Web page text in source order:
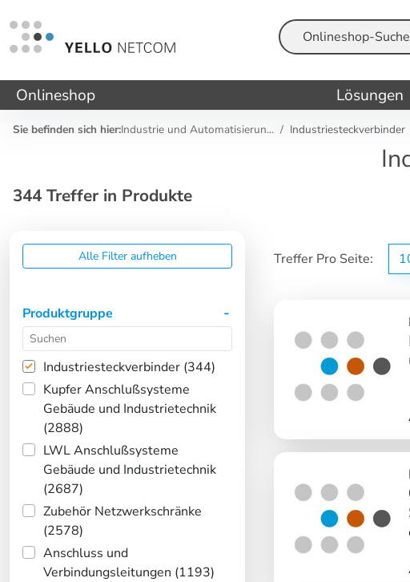
Suche
Onlineshop Lösungen
Sie befinden sich hier:Industrie und Automatisierun... Industriesteckverbinder
344 Treffer in Produkte
Alle Filter aufheben
Produktgruppe
Industriesteckverbinder (344)
Kupfer Anschlußsysteme
Gebäude und Industrietechnik
(2888)
LWL Anschlußsysteme
Gebäude und Industrietechnik
(2687)
Zubehör Netzwerkschränke
(2578)
Anschluss und
Verbindungsleitungen (1193)
Treffer Pro Seite: